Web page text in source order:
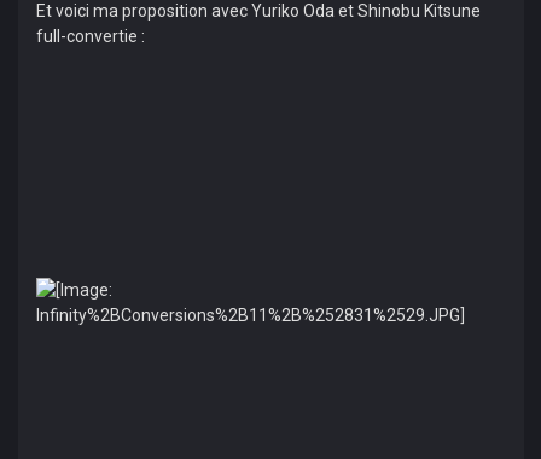
Et voici ma proposition avec Yuriko Oda et Shinobu Kitsune
full-convertie :